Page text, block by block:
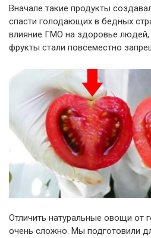
Вначале такие продукты
спасти голодающих в бедных
влияние ГМО на здоровье
фрукты стали повсеместно
Отличить натуральные овощи от
очень сложно. Мы подготовили